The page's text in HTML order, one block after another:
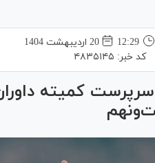
12:29
20 ارديبهشت 1404
کد خبر: ۴۸۳۵۱۴۵
کمیته